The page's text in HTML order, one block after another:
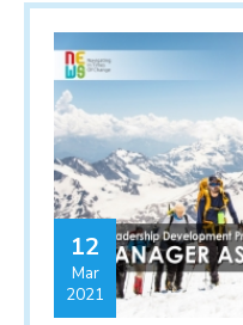
12
Mar
2021